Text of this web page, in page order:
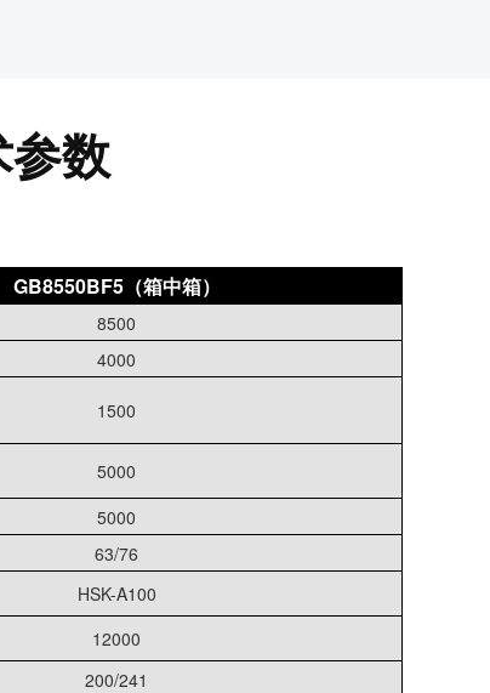
数
GB8550BF5（箱中箱）
8500
4000
1500
5000
5000
63/76
HSK-A100
12000
200/241